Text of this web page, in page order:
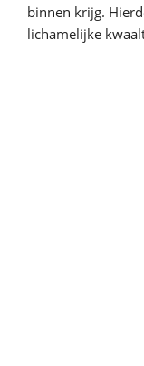
binnen krijg.
lichamelijke